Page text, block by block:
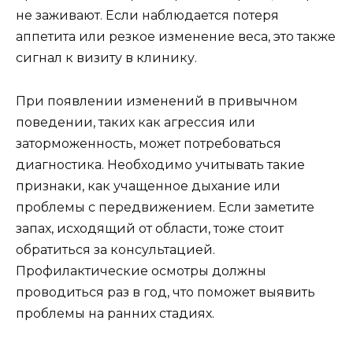
не заживают. Если наблюдается потеря
аппетита или резкое изменение веса, это также
сигнал к визиту в клинику.
При появлении изменений в привычном
поведении, таких как агрессия или
заторможенность, может потребоваться
диагностика. Необходимо учитывать такие
признаки, как учащенное дыхание или
проблемы с передвижением. Если заметите
запах, исходящий от области, тоже стоит
обратиться за консультацией.
Профилактические осмотры должны
проводиться раз в год, что поможет выявить
проблемы на ранних стадиях.